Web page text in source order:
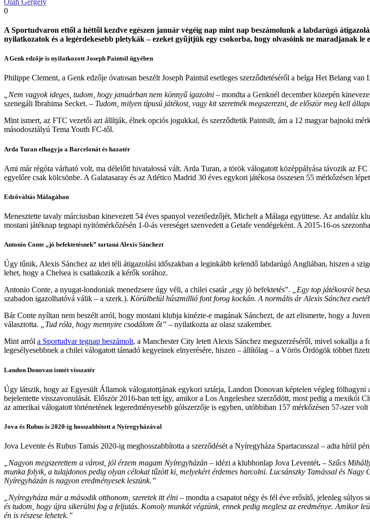
0
A Sportudvaron ettől a héttől kezdve egészen január végéig nap mint nap beszámolunk a labdarúgó
nyilatkozatok és a legérdekesebb pletykák – ezeket gyűjtjük egy csokorba, hogy olvasóink ne maradjanak le
A Genk edzője is nyilatkozott Joseph Paintsil ügyében
Philippe Clement, a Genk edzője óvatosan beszélt Joseph Paintsil esetleges szerződtetéséről a belga Het Belang van
„Nem vagyok ideges, tudom, hogy januárban nem könnyű igazolni – mondta a Genknél december közepén
szenegáli Ibrahima Secket. – Tudom, milyen típusú játékost, vagy kit szeretnék megszerezni, de először meg kell
Mint ismert, az FTC vezetői azt állítják, élnek opciós jogukkal, és szerződtetik Paintsilt, ám a 12 magyar bajnoki
másodosztályú Tema Youth FC-től.
Arda Turan elhagyja a Barcelonát és hazatér
Ami már régóta várható volt, ma délelőtt hivatalossá vált. Arda Turan, a török válogatott középpályása távozik az
egyelőre csak kölcsönbe. A Galatasaray és az Atlético Madrid 30 éves egykori játékosa összesen 55 mérkőzésen
Edzőváltás Málagában
Menesztette tavaly márciusban kinevezett 54 éves spanyol vezetőedzőjét, Michelt a Málaga együttese. Az andalúz
mostani játéknap tegnapi nyitómérkőzésén 1-0-ás vereséget szenvedett a Getafe vendégeként. A 2015-16-os
Antonio Conte „jó befektetésnek” tartaná Alexis Sánchezt
Úgy tűnik, Alexis Sánchez az idei téli átigazolási időszakban a leginkább kelendő labdarúgó Angliában, hiszen a
lehet, hogy a Chelsea is csatlakozik a kérők sorához.
Antonio Conte, a nyugat-londoniak menedzsere úgy véli, a chilei csatár „egy jó befektetés”. „Egy top játékosról
szabadon igazolhatóvá válik – a szerk.). Körülbelül húszmillió font forog kockán. A normális ár Alexis Sánchez
Bár Conte nyíltan nem beszélt arról, hogy mostani klubja kinézte-e magának Sánchezt, de azt elismerte, hogy a
választotta. „Tud róla, hogy mennyire csodálom őt” – nyilatkozta az olasz szakember.
Mint arról a Sportudvar tegnap beszámolt, a Manchester City letett Alexis Sánchez megszerzéséről, mivel sokallja a
legesélyesebbnek a chilei válogatott támadó kegyeinek elnyerésére, hiszen – állítólag – a Vörös Ördögök többet
Landon Donovan ismét visszatér
Úgy látszik, hogy az Egyesült Államok válogatottjának egykori sztárja, Landon Donovan képtelen végleg fölhagyni
bejelentette visszavonulását. Először 2016-ban tett így, amikor a Los Angeleshez szerződött, most pedig a
az amerikai válogatott történetének legeredményesebb gólszerzője is egyben, utóbbiban 157 mérkőzésen 57-szer volt
Jova és Rubus is 2020-ig hosszabbított a Nyíregyházával
Jova Levente és Rubus Tamás 2020-ig meghosszabbította a szerződését a Nyíregyháza Spartacusszal – adta hírül
„Nagyon megszerettem a várost, jól érzem magam Nyíregyházán – idézi a klubhonlap Jova Leventét. – Szűcs
munka folyik, a tulajdonos pedig olyan célokat tűzött ki, melyekért érdemes harcolni. Lucsánszky Tamással és
Nyíregyházán is nagyon eredményesek leszünk.”
„Nyíregyháza már a második otthonom, szeretek itt élni – mondta a csapatot négy és fél éve erősítő, jelenleg súlyos
és tudom, hogy újra sikerülni fog a feljutás. Komoly munkát végzünk, ennek pedig meglesz az eredménye. Amikor
én is részese lehetek.”